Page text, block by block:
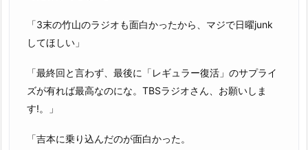
「3末の竹山のラジオも面白かったから、マジで日曜junk
してほしい」
「最終回と言わず、最後に「レギュラー復活」のサプライ
ズが有れば最高なのにな。TBSラジオさん、お願いしま
す!。」
「吉本に乗り込んだのが面白かった。